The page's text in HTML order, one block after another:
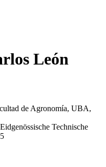
León
de Agronomía, UBA,
Technische